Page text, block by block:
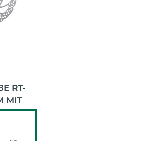
RT-
MIT